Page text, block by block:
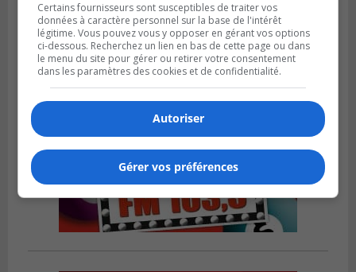
Certains fournisseurs sont susceptibles de traiter vos
données à caractère personnel sur la base de l'intérêt
légitime. Vous pouvez vous y opposer en gérant vos options
ci-dessous. Recherchez un lien en bas de cette page ou dans
le menu du site pour gérer ou retirer votre consentement
dans les paramètres des cookies et de confidentialité.
Autoriser
Gérer vos préférences